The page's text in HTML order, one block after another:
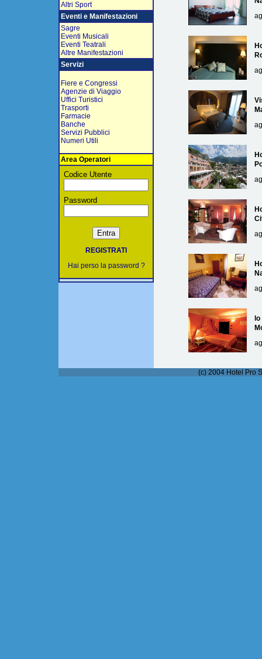
Altri Sport
Eventi e Manifestazioni
Sagre
Eventi Musicali
Eventi Teatrali
Altre Manifestazioni
Servizi
Fiere e Congressi
Agenzie di Viaggio
Uffici Turistici
Trasporti
Farmacie
Banche
Servizi Pubblici
Numeri Utili
Area Operatori
Codice Utente
Password
REGISTRATI
Hai perso la password ?
(c) 2004 Hotel Pro